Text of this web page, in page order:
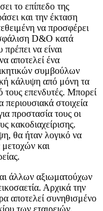
το επίπεδο της
και την έκταση
να προσφέρει
D&O κατά
να είναι
αποτελεί ένα
συμβούλων
κάλυψη από μόνη τα
τους επενδυτές. Μπορεί
στοιχεία
προστασία τους οι
κακοδιαχείρισης.
θα ήταν λογικό να
μετοχών και
άλλων αξιωματούχων
Αρχικά την
αποτελεί συνηθισμένο
των εταιρειών,